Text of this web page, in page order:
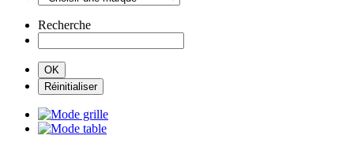
Recherche